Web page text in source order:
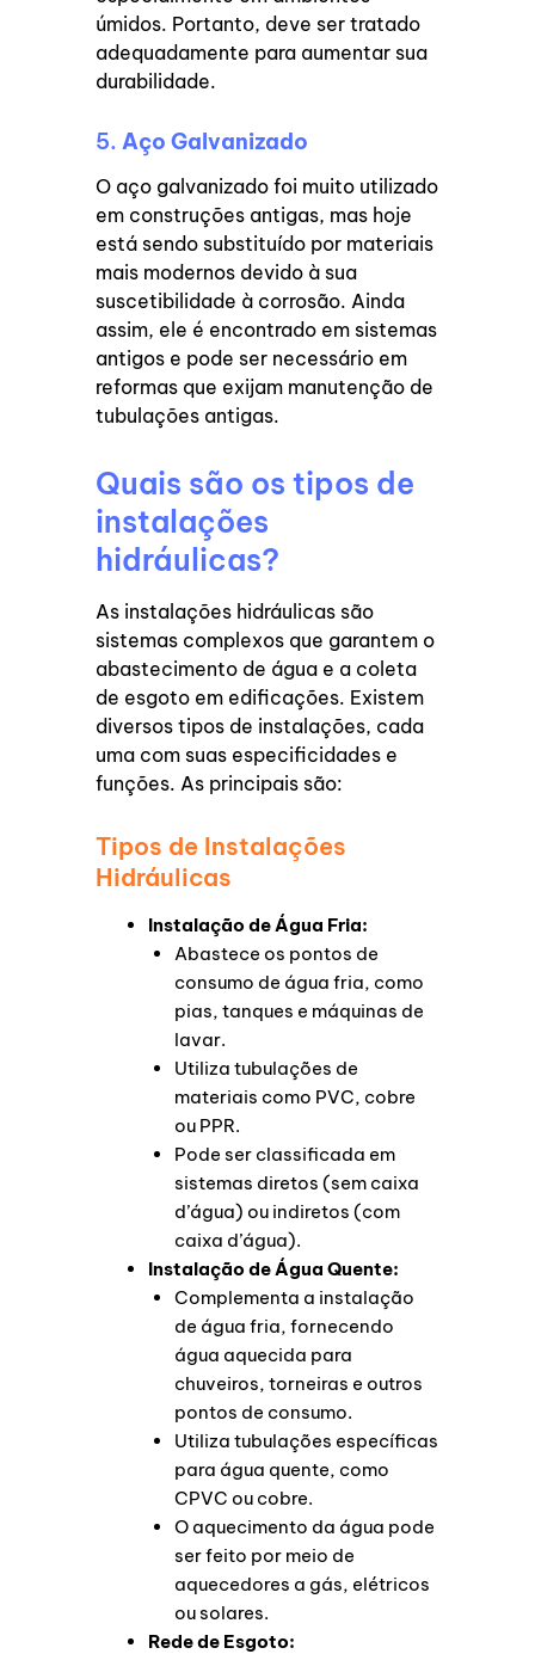
úmidos. Portanto, deve ser tratado
adequadamente para aumentar sua
durabilidade.
5.Aço Galvanizado
O aço galvanizado foi muito utilizado
em construções antigas, mas hoje
está sendo substituído por materiais
mais modernos devido à sua
suscetibilidade à corrosão. Ainda
assim, ele é encontrado em sistemas
antigos e pode ser necessário em
reformas que exijam manutenção de
tubulações antigas.
Quais são os tipos de
instalações
hidráulicas?
As instalações hidráulicas são
sistemas complexos que garantem o
abastecimento de água e a coleta
de esgoto em edificações. Existem
diversos tipos de instalações, cada
uma com suas especificidades e
funções. As principais são:
Tipos de Instalações
Hidráulicas
Instalação de Água Fria:
Abastece os pontos de
consumo de água fria, como
pias, tanques e máquinas de
lavar.
Utiliza tubulações de
materiais como PVC, cobre
ou PPR.
Pode ser classificada em
sistemas diretos (sem caixa
d’água) ou indiretos (com
caixa d’água).
Instalação de Água Quente:
Complementa a instalação
de água fria, fornecendo
água aquecida para
chuveiros, torneiras e outros
pontos de consumo.
Utiliza tubulações específicas
para água quente, como
CPVC ou cobre.
O aquecimento da água pode
ser feito por meio de
aquecedores a gás, elétricos
ou solares.
Rede de Esgoto: